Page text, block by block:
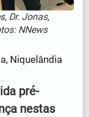
Dr. Jonas,
NNews
, Niquelândia
pré-
nestas